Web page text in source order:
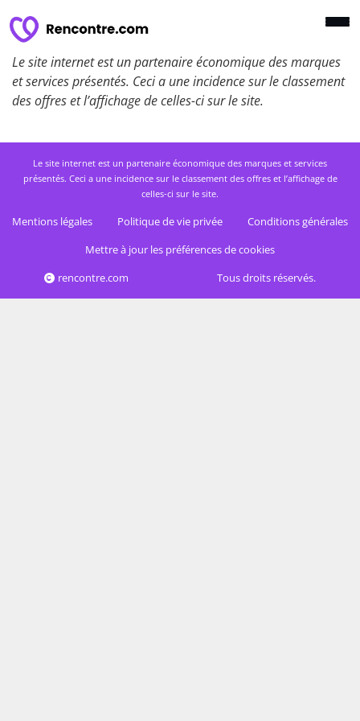
Le site internet est un partenaire économique des marques
et services présentés. Ceci a une incidence sur le classement
des offres et l’affichage de celles-ci sur le site.
Le site internet est un partenaire économique des marques et services
présentés. Ceci a une incidence sur le classement des offres et l’affichage de
celles-ci sur le site.
Mentions légales Politique de vie privée
Conditions générales
Mettre à jour les préférences de cookies
rencontre.com
Tous droits réservés.